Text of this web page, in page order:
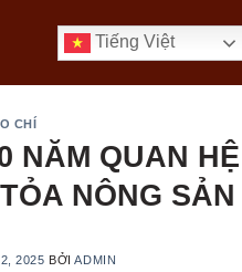
Tiếng Việt
CHÍ
NĂM QUAN
NÔNG SẢN
2025 BỞIADMIN